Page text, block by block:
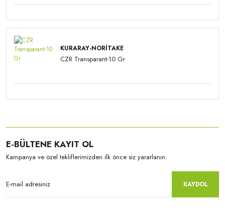
KURARAY-NORITAKE
CZR Transparant-10 Gr
E-BÜLTENE KAYIT OL
Kampanya ve özel tekliflerimizden ilk önce siz yararlanın.
KAYDOL